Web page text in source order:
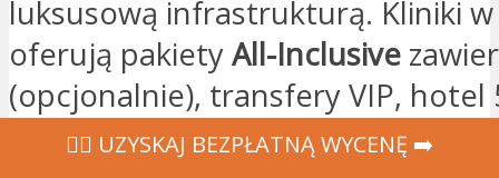
luksusową infrastrukturą. Kliniki
oferują pakietyAll-Inclusive
(opcjonalnie), transfery VIP, hotel
w języku polskim, co pozwala
‍👩‍⚕ UZYSKAJ BEZPŁATNĄ WYCENĘ ➡️